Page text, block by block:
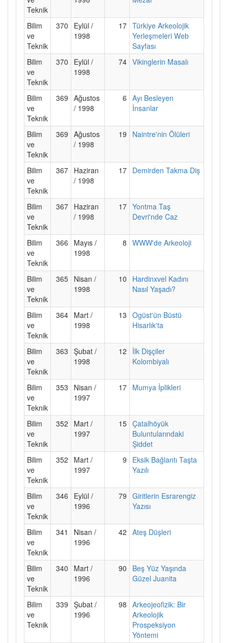
Teknik
Bilim
ve
Teknik
370
Eylül /
1998
17 Türkiye Arkeolojik
Yerleşmeleri Web
Sayfası
Bilim
ve
Teknik
370
Eylül /
1998
74 Vikinglerin Masalı
Bilim
ve
Teknik
369 Ağustos
/ 1998
6 Ayı Besleyen
İnsanlar
Bilim
ve
Teknik
369 Ağustos
/ 1998
19 Naintre'nin Ölüleri
Bilim
ve
Teknik
367 Haziran
/ 1998
17 Demirden Takma Diş
Bilim
ve
Teknik
367 Haziran
/ 1998
17 Yontma Taş
Devri'nde Caz
Bilim
ve
Teknik
366
Mayıs /
1998
8 WWW'de Arkeoloji
Bilim
ve
Teknik
365 Nisan /
1998
10
Hardinxvel Kadını
Nasıl Yaşadı?
Bilim
ve
Teknik
364 Mart /
1998
13 Ogüst'ün Büstü
Hisarlık'ta
Bilim
ve
Teknik
363 Şubat /
1998
12
İlk Dişçiler
Kolombiyalı
Bilim
ve
Teknik
353
Nisan /
1997
17 Mumya İplikleri
Bilim
ve
Teknik
352
Mart /
1997
15 Çatalhöyük
Buluntularındaki
Şiddet
Bilim
ve
Teknik
352
Mart /
1997
9
Eksik Bağlantı Taşta
Yazılı
Bilim
ve
Teknik
346
Eylül /
1996
79 Giritlerin Esrarengiz
Yazısı
Bilim
ve
Teknik
341
Nisan /
1996
42 Ateş Düşleri
Bilim
ve
Teknik
340
Mart /
1996
90
Beş Yüz Yaşında
Güzel Juanita
Bilim
ve
Teknik
339 Şubat /
1996
98 Arkeojeofizik: Bir
Arkeolojik
Prospeksiyon
Yöntemi